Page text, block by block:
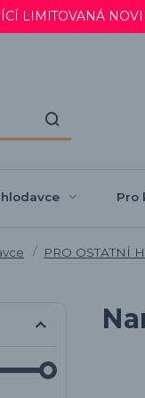
LIMITOVANÁ
Pro
PRO OSTATNÍ